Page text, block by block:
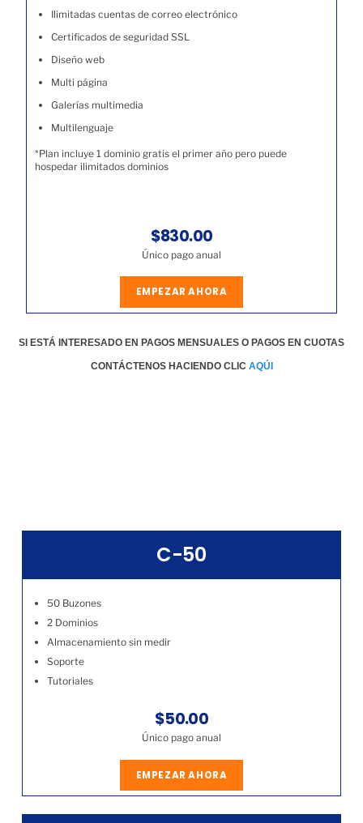
Ilimitadas cuentas de correo electrónico
Certificados de seguridad SSL
Diseño web
Multi página
Galerías multimedia
Multilenguaje
*Plan incluye 1 dominio gratis el primer año pero puede
hospedar ilimitados dominios
$830.00
Único pago anual
EMPEZAR AHORA
SI ESTÁ INTERESADO EN PAGOS MENSUALES O PAGOS EN CUOTAS
CONTÁCTENOS HACIENDO CLIC AQÚI
C-50
50 Buzones
2 Dominios
Almacenamiento sin medir
Soporte
Tutoriales
$50.00
Único pago anual
EMPEZAR AHORA